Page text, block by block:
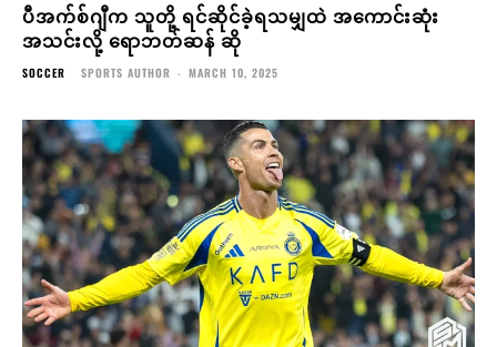
ပီအက်စ်ဂျီက သူတို့ ရင်ဆိုင်ခဲ့ရသမျှထဲ အကောင်းဆုံး
အသင်းလို့ ရောဘတ်ဆန် ဆို
SOCCER SPORTS AUTHOR - MARCH 10, 2025